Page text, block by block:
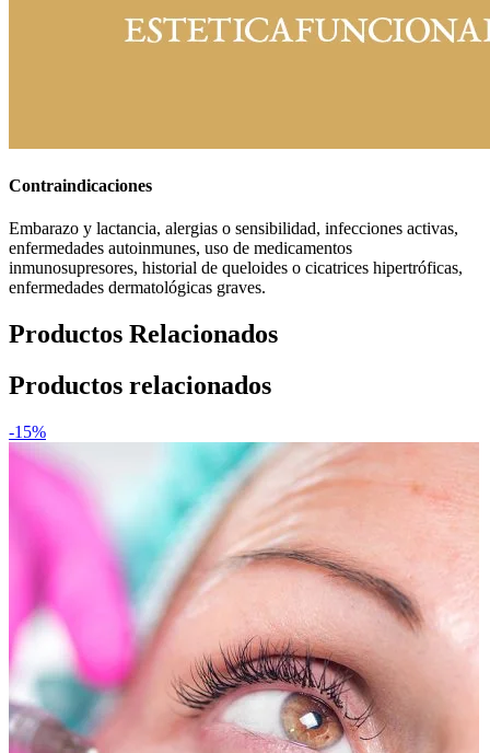
Contraindicaciones
Embarazo y lactancia, alergias o sensibilidad, infecciones activas,
enfermedades autoinmunes, uso de medicamentos
inmunosupresores, historial de queloides o cicatrices hipertróficas,
enfermedades dermatológicas graves.
Productos Relacionados
Productos relacionados
-15%